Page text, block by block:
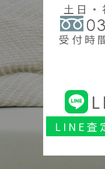
土日
受付時
LINE査